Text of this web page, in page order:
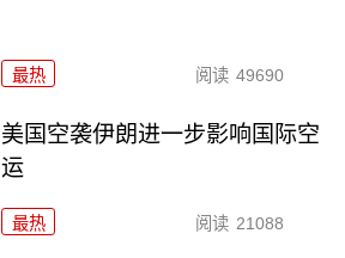
最热 阅读 49690
美国空袭伊朗进一步影响国际空
运
最热 阅读 21088